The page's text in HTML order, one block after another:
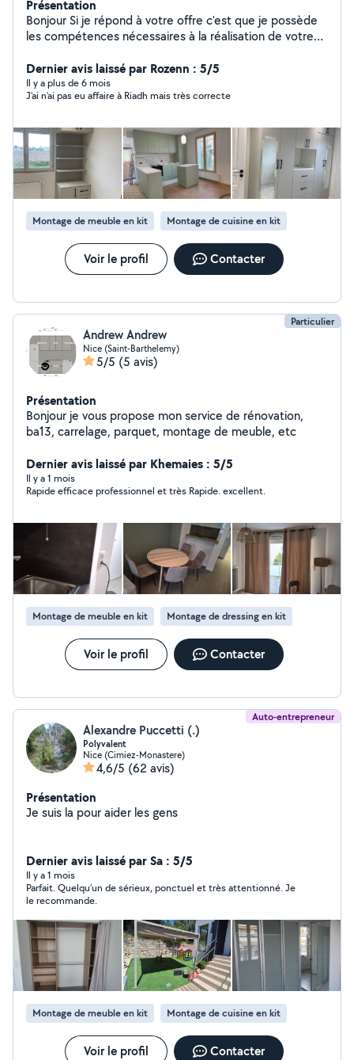
Présentation
Bonjour Si je répond à votre offre c'est que je possède
les compétences nécessaires à la réalisation de votre
propose mes services pour: - peinture, rénovation et
bricolage d'intérieur. - montage et installation de
meubles. - commande et installation de vitres. - travaux
de satisfaire au mieux votre projet de base. Soucieux de
vos attentes je vous garantie un chantier propre grâce a
la mise en place de protections obligatoires. j'interviens
avec du matériel professionnel de qualité. Respect des
délais annoncés ensemble pour vos travaux. Je peux me
déplacer pour établir un devis gratuit dans tout le 06. Je
suis disponible pour tous renseignement.
Dernier avis laissé par Rozenn : 5/5
Il y a plus de 6 mois
J’ai n’ai pas eu affaire à Riadh mais très correcte
Montage de meuble en kit Montage de cuisine en kit
Voir le profil Contacter
Particulier
Andrew Andrew
Nice (Saint-Barthelemy)
5/5 (5 avis)
Présentation
Bonjour je vous propose mon service de rénovation,
ba13, carrelage, parquet, montage de meuble, etc
Dernier avis laissé par Khemaies : 5/5
Il y a 1 mois
Rapide efficace professionnel et très Rapide. excellent.
Montage de meuble en kit Montage de dressing en kit
Voir le profil Contacter
Auto-entrepreneur
Alexandre Puccetti (.)
Polyvalent
Nice (Cimiez-Monastere)
4,6/5 (62 avis)
Présentation
Je suis la pour aider les gens
Dernier avis laissé par Sa : 5/5
Il y a 1 mois
Parfait. Quelqu’un de sérieux, ponctuel et très attentionné. Je
le recommande.
Montage de meuble en kit Montage de cuisine en kit
Voir le profil Contacter